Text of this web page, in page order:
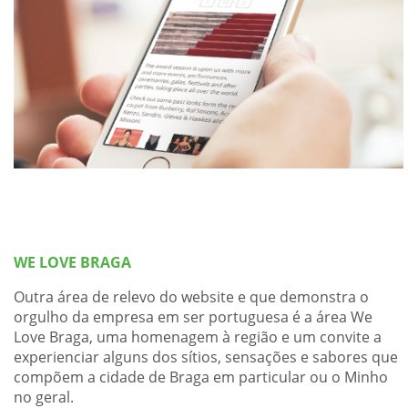
WE LOVE BRAGA
Outra área de relevo do website e que demonstra o
orgulho da empresa em ser portuguesa é a área We
Love Braga, uma homenagem à região e um convite a
experienciar alguns dos sítios, sensações e sabores que
compõem a cidade de Braga em particular ou o Minho
no geral.